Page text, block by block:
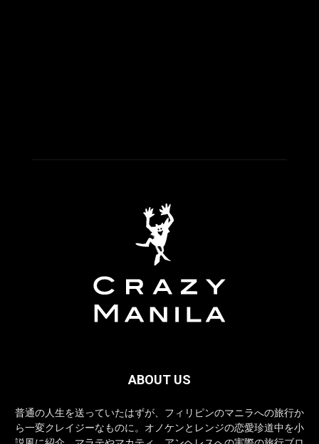
ABOUT US
普通の人生を送っていたはずが、フィリピンのマニラへの旅行か
ら一変クレイジーなものに。オノケンとレンジの恋愛珍道中を小